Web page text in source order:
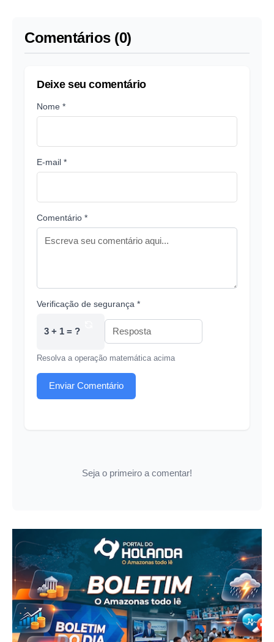
Comentários (0)
Deixe seu comentário
Nome *
E-mail *
Comentário *
Verificação de segurança *
3 + 1 = ?
Resolva a operação matemática acima
Enviar Comentário
Seja o primeiro a comentar!